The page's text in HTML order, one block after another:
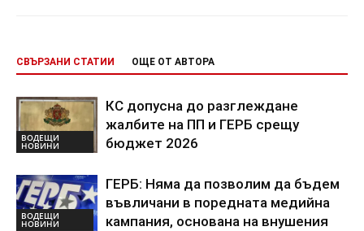
СВЪРЗАНИ СТАТИИ ОЩЕ ОТ АВТОРА
ВОДЕЩИ
НОВИНИ
КС допусна до разглеждане
жалбите на ПП и ГЕРБ срещу
бюджет 2026
ВОДЕЩИ
НОВИНИ
ГЕРБ: Няма да позволим да бъдем
въвличани в поредната медийна
кампания, основана на внушения